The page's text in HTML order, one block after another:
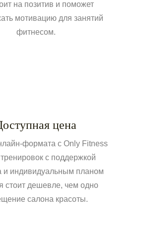
на позитив и поможет
мотивацию для занятий
фитнесом.
цена
формата с Only Fitness
с поддержкой
и индивидуальным планом
стоит дешевле, чем одно
салона красоты.